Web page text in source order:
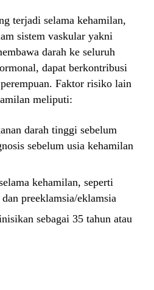
terjadi selama kehamilan,
sistem vaskular yakni
darah ke seluruh
dapat berkontribusi
Faktor risiko lain
meliputi:
darah tinggi sebelum
sebelum usia kehamilan
kehamilan, seperti
preeklamsia/eklamsia
sebagai 35 tahun atau